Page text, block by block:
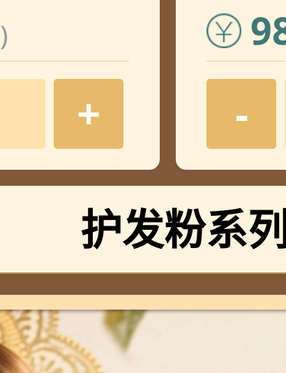
的订单已发出,
的订单已发出,
的订单已发出,
您的订单已发出, 请
+ -
护发粉系